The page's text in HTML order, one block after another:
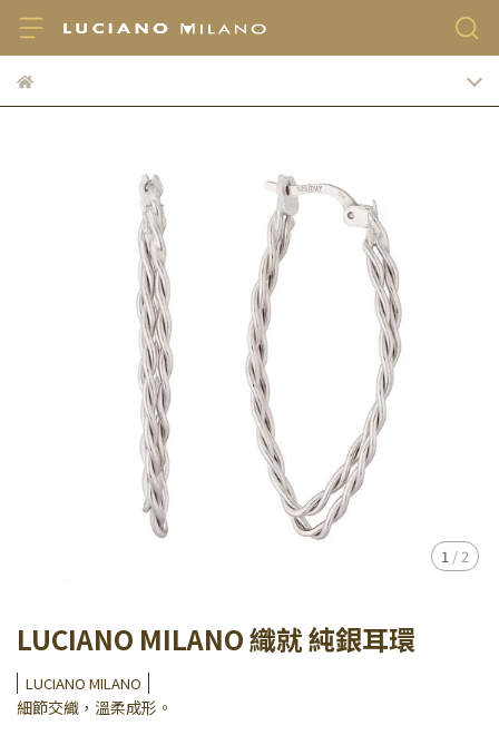
1 / 2
LUCIANO MILANO 織就 純銀耳環
LUCIANO MILANO
細節交織，溫柔成形。